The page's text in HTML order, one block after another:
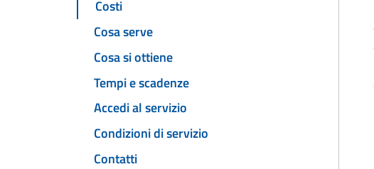
Costi
Cosa serve
Cosa si ottiene
Tempi e scadenze
Accedi al servizio
Condizioni di servizio
Contatti